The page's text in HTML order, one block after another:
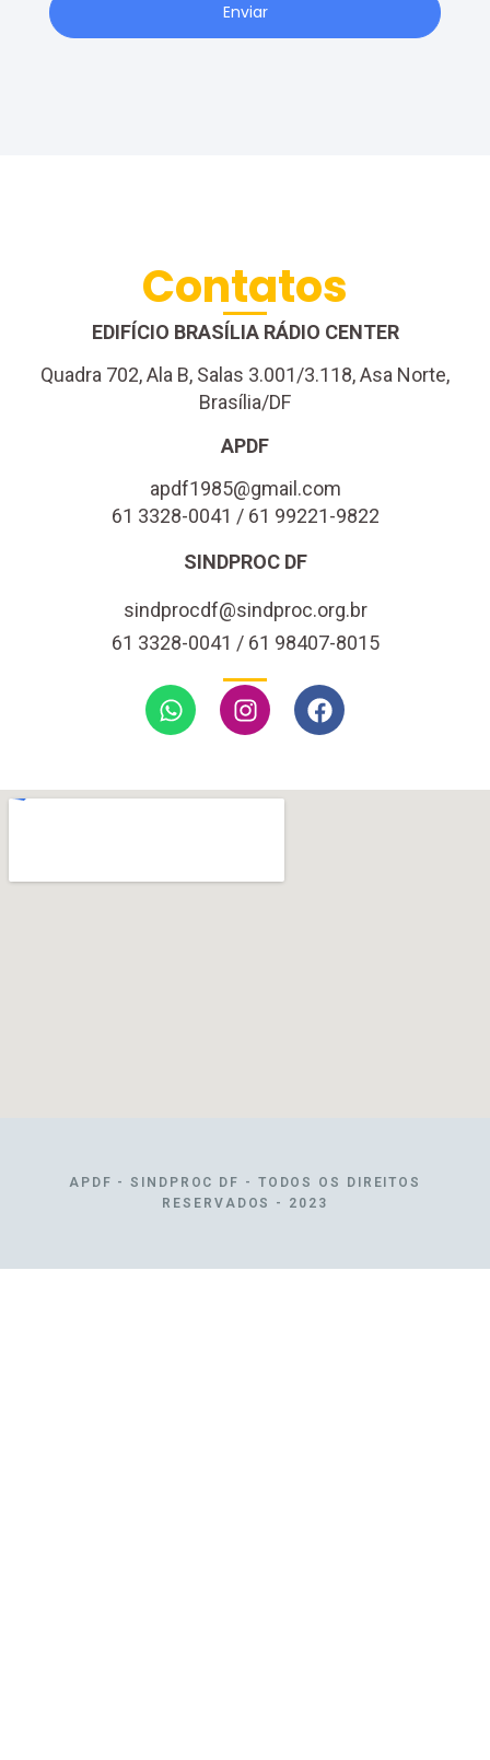
Enviar
Contatos
EDIFÍCIO BRASÍLIA RÁDIO CENTER
Quadra 702, Ala B, Salas 3.001/3.118, Asa Norte,
Brasília/DF
APDF
apdf1985@gmail.com
61 3328-0041 / 61 99221-9822
SINDPROC DF
sindprocdf@sindproc.org.br
61 3328-0041 / 61 98407-8015
APDF - SINDPROC DF - TODOS OS DIREITOS
RESERVADOS - 2023